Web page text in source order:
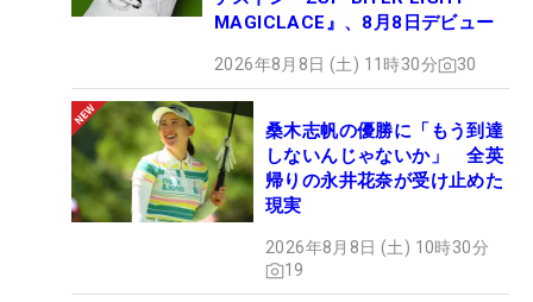
MAGICLACE』、8月8日デビュー
2026年8月8日 (土) 11時30分 30
桑木志帆の優勝に「もう到達
しないんじゃないか」 全英
帰りの永井花奈が受け止めた
現実
2026年8月8日 (土) 10時30分
19